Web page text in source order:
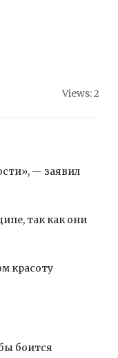
Views: 2
— заявил
так как они
красоту
боится